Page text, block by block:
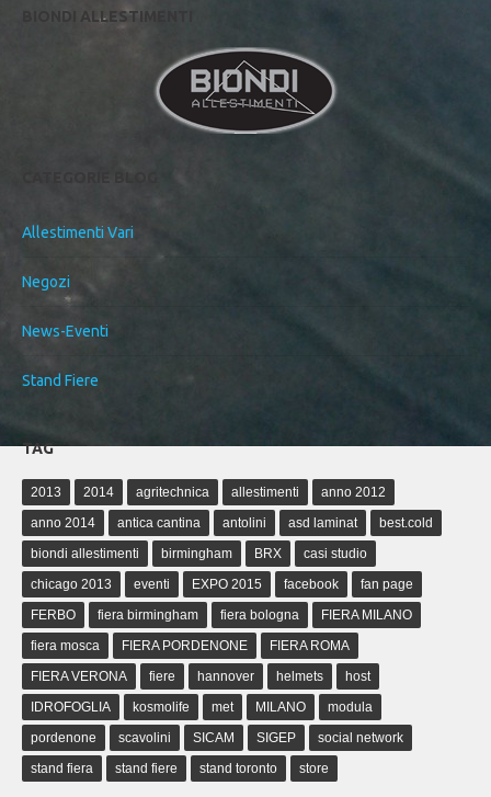
BIONDI ALLESTIMENTI
Allestimenti Vari
Negozi
News-Eventi
Stand Fiere
TAG
2013 2014 agritechnica allestimenti
anno 2012
anno 2014
antica cantina antolini asd laminat
best.cold
biondi allestimenti
birmingham BRX
casi studio
chicago 2013
eventi EXPO 2015 facebook
fan page
FERBO
fiera birmingham fiera bologna
FIERA MILANO
fiera mosca
FIERA PORDENONE
FIERA ROMA
FIERA VERONA
fiere hannover helmets
host
IDROFOGLIA
kosmolife met MILANO
modula
pordenone
scavolini SICAM SIGEP
social network
stand fiera
stand fiere stand toronto store